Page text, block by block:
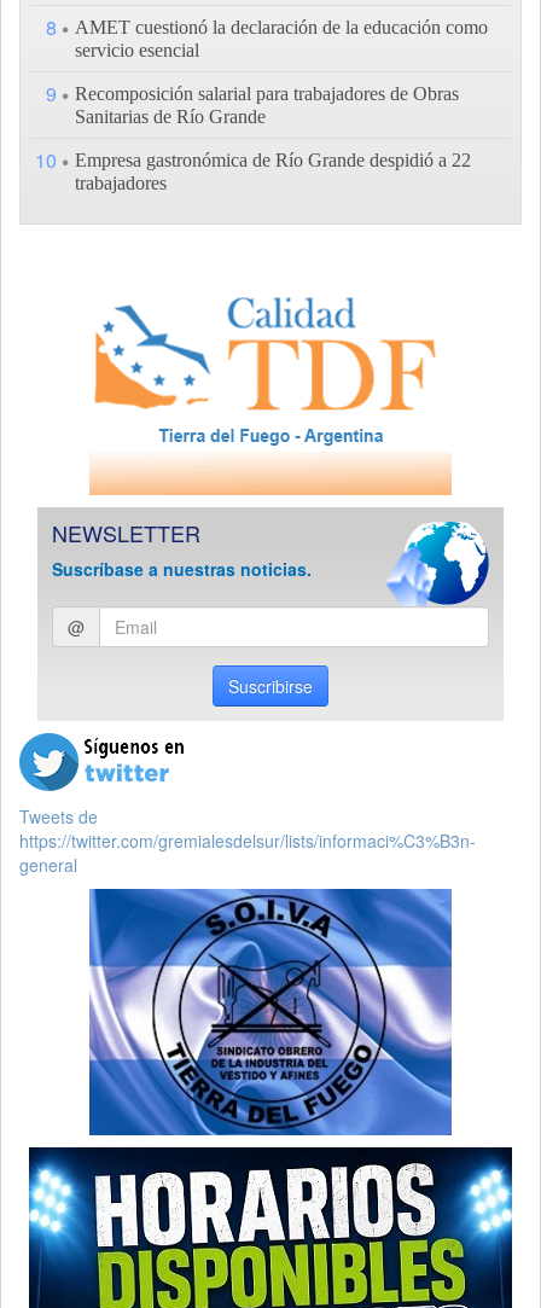
8
AMET cuestionó la declaración de la educación como
servicio esencial
9
Recomposición salarial para trabajadores de Obras
Sanitarias de Río Grande
10
Empresa gastronómica de Río Grande despidió a 22
trabajadores
NEWSLETTER
Suscríbase a nuestras noticias.
Ingresar
email
@
Suscribirse
Tweets de
https://twitter.com/gremialesdelsur/lists/informaci%C3%B3n-
general